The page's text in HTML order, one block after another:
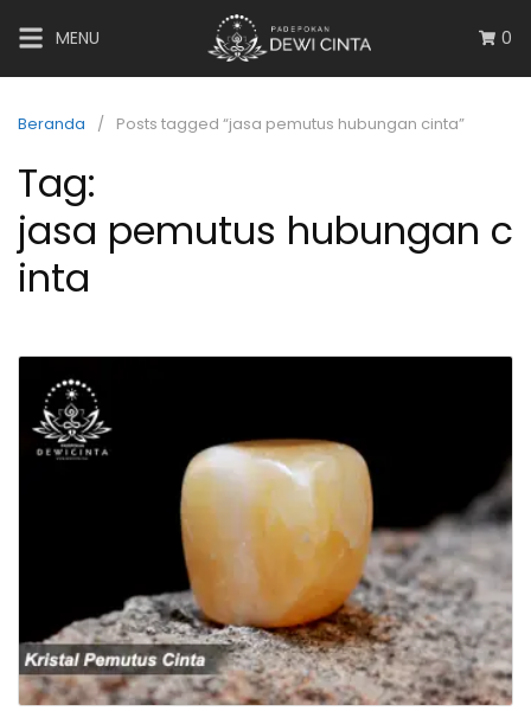
MENU 0
Beranda Posts tagged “jasa pemutus hubungan cinta”
Tag:
jasa pemutus hubungan c
inta